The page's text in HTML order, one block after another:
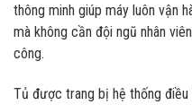
thông minh giúp máy luôn vận
mà không cần đội ngũ nhân
công.
Tủ được trang bị hệ thống